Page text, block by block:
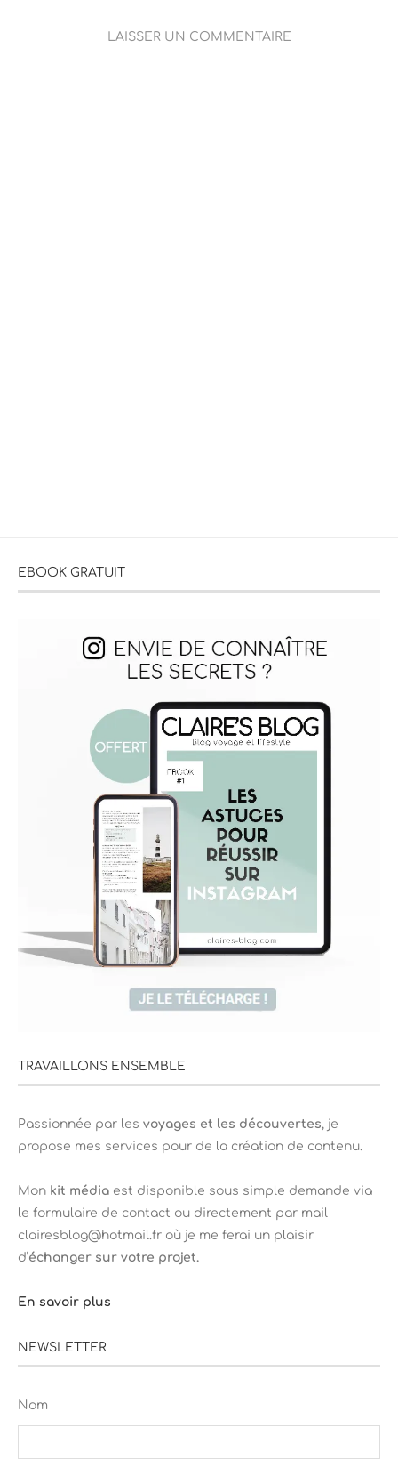
LAISSER UN COMMENTAIRE
EBOOK GRATUIT
TRAVAILLONS ENSEMBLE
Passionnée par les voyages et les découvertes, je
propose mes services pour de la création de contenu.
Mon kit média est disponible sous simple demande via
le formulaire de contact ou directement par mail
clairesblog@hotmail.fr où je me ferai un plaisir
d’échanger sur votre projet.
En savoir plus
NEWSLETTER
Nom